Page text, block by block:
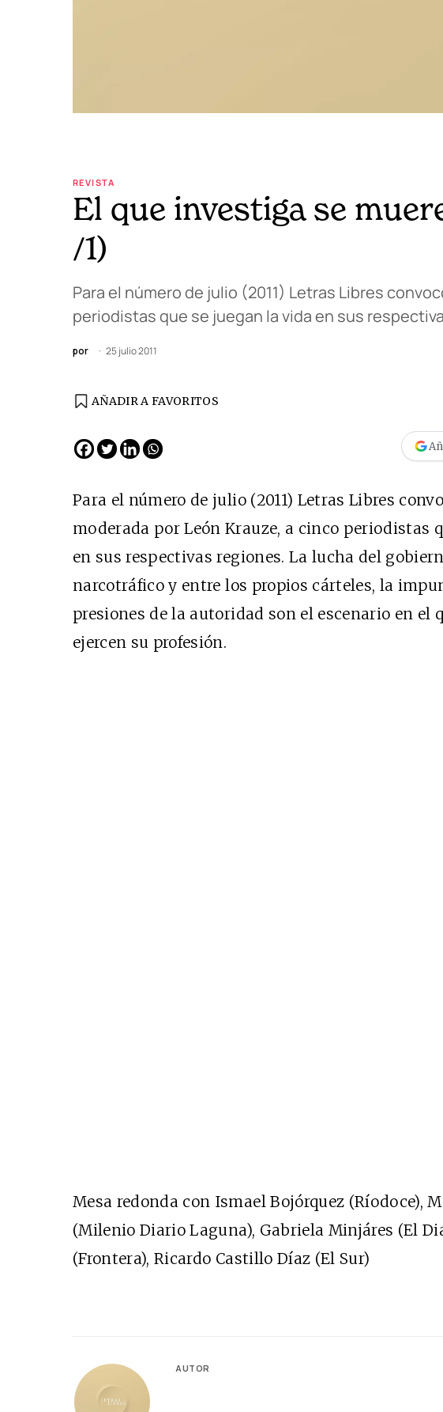
REVISTA
El que investiga se
/1)
Para el número de julio (2011) Letras Libres
periodistas que se juegan la vida en sus
por 25 julio 2011
AÑADIR A FAVORITOS
Para el número de julio (2011) Letras Libres
moderada por León Krauze, a cinco periodistas
en sus respectivas regiones. La lucha del
narcotráfico y entre los propios cárteles, la
presiones de la autoridad son el escenario en el
ejercen su profesión.
Mesa redonda con Ismael Bojórquez (Ríodoce),
(Milenio Diario Laguna), Gabriela Minjáres (El
(Frontera), Ricardo Castillo Díaz (El Sur)
AUTOR